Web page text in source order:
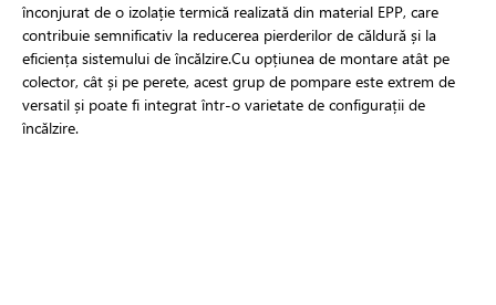
înconjurat de o izolație termică realizată din material EPP, care
contribuie semnificativ la reducerea pierderilor de căldură și la
eficiența sistemului de încălzire.Cu opțiunea de montare atât pe
colector, cât și pe perete, acest grup de pompare este extrem de
versatil și poate fi integrat într-o varietate de configurații de
încălzire.